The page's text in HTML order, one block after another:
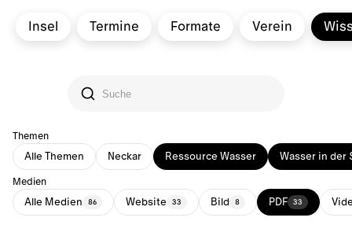
Insel Termine Formate Verein
Themen
Alle Themen Neckar Ressource Wasser Wasser in der
Medien
Alle Medien 86 Website 33 Bild 8 PDF 33